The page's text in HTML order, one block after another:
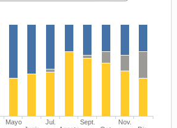
Mayo
Jul.
Sept.
Nov.